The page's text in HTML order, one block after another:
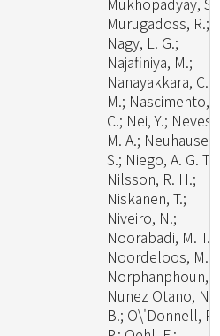
Murugadoss, R.;
Nagy, L. G.;
Najafiniya, M.;
Nanayakkara, C.
M.; Nascimento,
C.; Nei, Y.; Neves,
M. A.; Neuhauser,
S.; Niego, A. G. T.;
Nilsson, R. H.;
Niskanen, T.;
Niveiro, N.;
Noorabadi, M. T.;
Noordeloos, M.
Norphanphoun,
Nunez Otano, N.
B.; O\'Donnell, R.